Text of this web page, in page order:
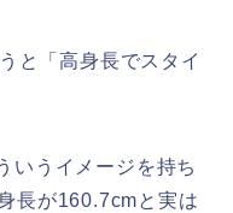
と「高身長でスタイ
いうイメージを持ち
長が160.7cmと実は